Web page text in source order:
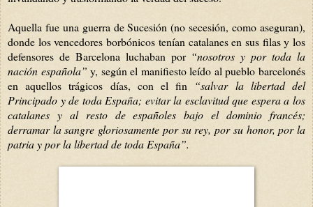
Aquella fue una guerra de Sucesión (no secesión, como aseguran),
donde los vencedores borbónicos tenían catalanes en sus filas y los
defensores de Barcelona luchaban por “nosotros y por toda la
nación española” y, según el manifiesto leído al pueblo barcelonés
en aquellos trágicos días, con el fin “salvar la libertad del
Principado y de toda España; evitar la esclavitud que espera a los
catalanes y al resto de españoles bajo el dominio francés;
derramar la sangre gloriosamente por su rey, por su honor, por la
patria y por la libertad de toda España”.